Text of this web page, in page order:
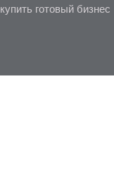
готовый бизнес